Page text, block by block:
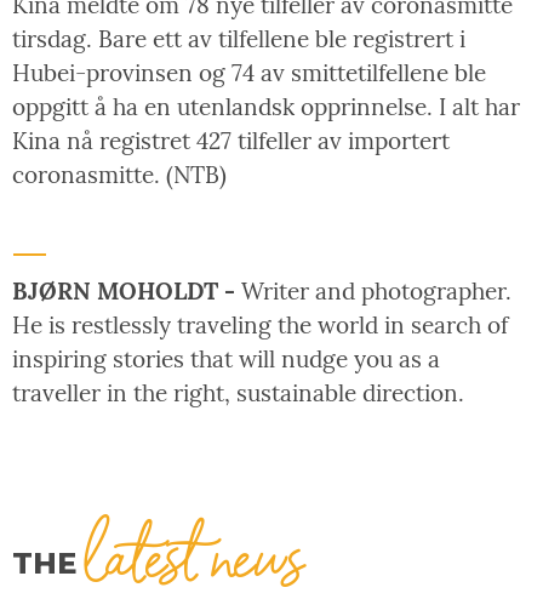
tirsdag. Bare ett av tilfellene ble registrert i
Hubei-provinsen og 74 av smittetilfellene ble
oppgitt å ha en utenlandsk opprinnelse. I alt har
Kina nå registret 427 tilfeller av importert
coronasmitte. (NTB)
BJØRN MOHOLDT - Writer and photographer.
He is restlessly traveling the world in search of
inspiring stories that will nudge you as a
traveller in the right, sustainable direction.
THElatest news